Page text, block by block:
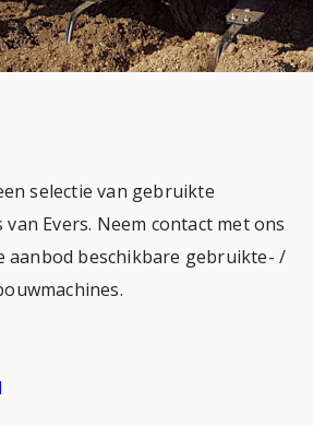
selectie van gebruikte
Evers. Neem contact met ons
aanbod beschikbare gebruikte- /